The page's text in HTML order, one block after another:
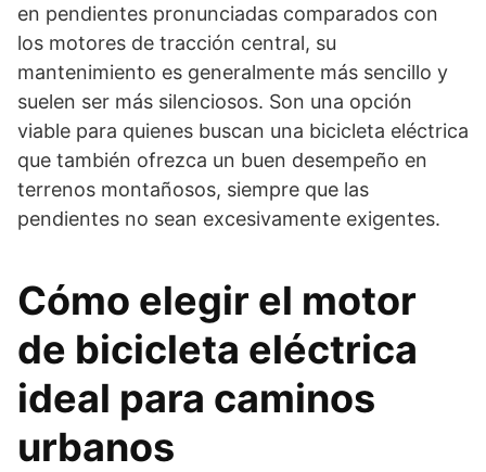
en pendientes pronunciadas comparados con
los motores de tracción central, su
mantenimiento es generalmente más sencillo y
suelen ser más silenciosos. Son una opción
viable para quienes buscan una bicicleta eléctrica
que también ofrezca un buen desempeño en
terrenos montañosos, siempre que las
pendientes no sean excesivamente exigentes.
Cómo elegir el motor
de bicicleta eléctrica
ideal para caminos
urbanos